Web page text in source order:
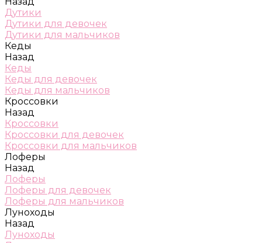
Дутики
Дутики для девочек
Дутики для мальчиков
Кеды
Назад
Кеды
Кеды для девочек
Кеды для мальчиков
Кроссовки
Назад
Кроссовки
Кроссовки для девочек
Кроссовки для мальчиков
Лоферы
Назад
Лоферы
Лоферы для девочек
Лоферы для мальчиков
Луноходы
Назад
Луноходы